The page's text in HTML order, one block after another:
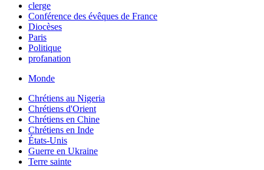
clerge
Conférence des évêques de France
Diocèses
Paris
Politique
profanation
Monde
Chrétiens au Nigeria
Chrétiens d'Orient
Chrétiens en Chine
Chrétiens en Inde
États-Unis
Guerre en Ukraine
Terre sainte